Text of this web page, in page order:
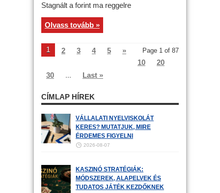
Stagnált a forint ma reggelre
Olvass tovább »
Page 1 of 87
1 2 3 4 5
»
10
20
30
... Last »
CÍMLAP HÍREK
VÁLLALATI NYELVISKOLÁT
KERES? MUTATJUK, MIRE
ÉRDEMES FIGYELNI
2026-08-07
KASZINÓ STRATÉGIÁK:
MÓDSZEREK, ALAPELVEK ÉS
TUDATOS JÁTÉK KEZDŐKNEK